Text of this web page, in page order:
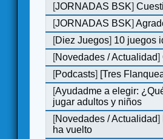
[JORNADAS BSK]
[JORNADAS BSK]
[Diez Juegos] 10 juegos
[Novedades / Actualidad]
[Podcasts] [Tres
[Ayudadme a elegir:
jugar adultos y niños
[Novedades / Actualidad]
ha vuelto